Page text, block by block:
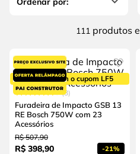
111 produtos
5% OFF com o cupom LF5
3
Furadeira de Impacto GSB 13
RE Bosch 750W com 23
Acessórios
R$ 507,90
R$ 398,90 -21%
chave impacto
fio